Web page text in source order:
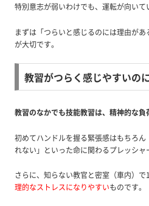
特別意志が弱いわけでも、運転が向いて
まずは「つらいと感じるのには理由が
が大切です。
教習がつらく感じやすいの
教習のなかでも技能教習は、精神的な負
初めてハンドルを握る緊張感はもちろ
れない」といった命に関わるプレッシャ
さらに、知らない教官と密室（車内）
理的なストレスになりやすいものです。